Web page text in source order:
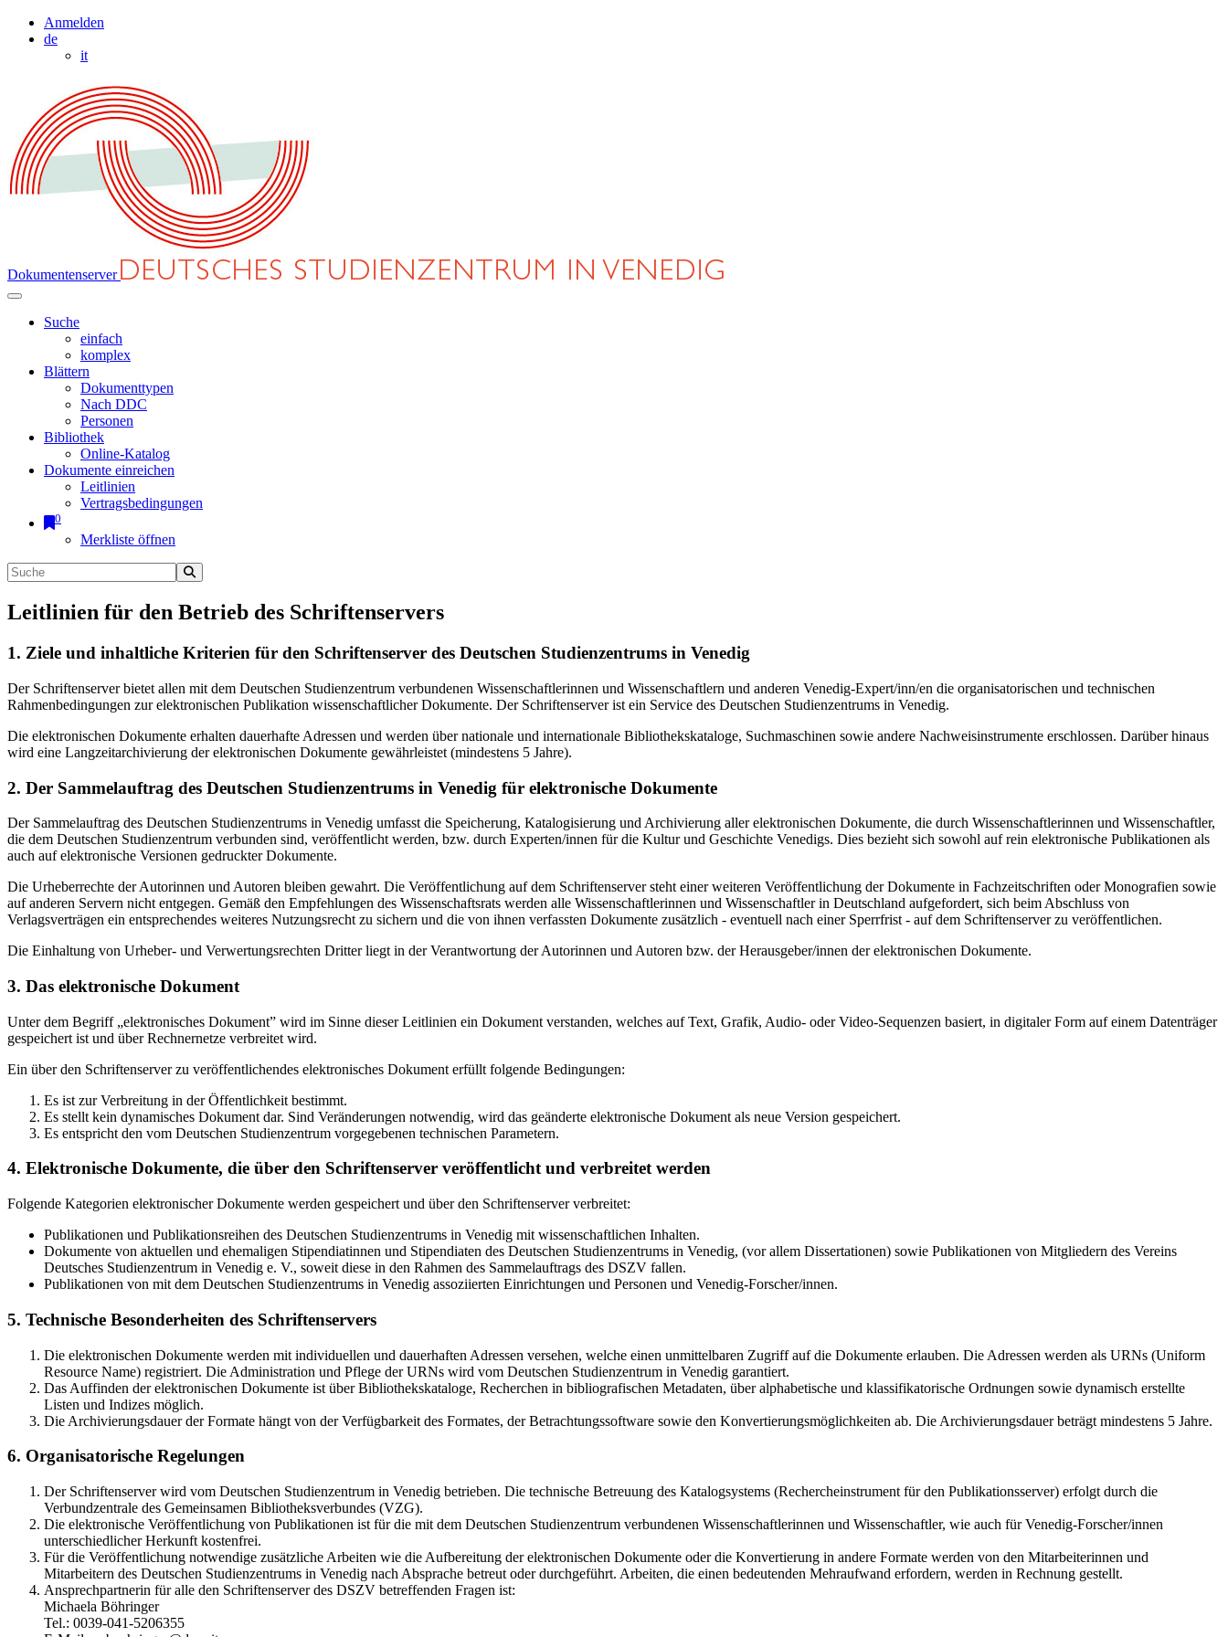
Anmelden
de
it
Dokumentenserver
Suche
einfach
komplex
Blättern
Dokumenttypen
Nach DDC
Personen
Bibliothek
Online-Katalog
Dokumente einreichen
Leitlinien
Vertragsbedingungen
0
Merkliste öffnen
Leitlinien für den Betrieb des Schriftenservers
1. Ziele und inhaltliche Kriterien für den Schriftenserver des Deutschen Studienzentrums in Venedig
Der Schriftenserver bietet allen mit dem Deutschen Studienzentrum verbundenen Wissenschaftlerinnen und Wissenschaftlern und anderen Venedig-Expert/inn/en die organisatorischen und technischen
Rahmenbedingungen zur elektronischen Publikation wissenschaftlicher Dokumente. Der Schriftenserver ist ein Service des Deutschen Studienzentrums in Venedig.
Die elektronischen Dokumente erhalten dauerhafte Adressen und werden über nationale und internationale Bibliothekskataloge, Suchmaschinen sowie andere Nachweisinstrumente erschlossen. Darüber hinaus
wird eine Langzeitarchivierung der elektronischen Dokumente gewährleistet (mindestens 5 Jahre).
2. Der Sammelauftrag des Deutschen Studienzentrums in Venedig für elektronische Dokumente
Der Sammelauftrag des Deutschen Studienzentrums in Venedig umfasst die Speicherung, Katalogisierung und Archivierung aller elektronischen Dokumente, die durch Wissenschaftlerinnen und Wissenschaftler,
die dem Deutschen Studienzentrum verbunden sind, veröffentlicht werden, bzw. durch Experten/innen für die Kultur und Geschichte Venedigs. Dies bezieht sich sowohl auf rein elektronische Publikationen als
auch auf elektronische Versionen gedruckter Dokumente.
Die Urheberrechte der Autorinnen und Autoren bleiben gewahrt. Die Veröffentlichung auf dem Schriftenserver steht einer weiteren Veröffentlichung der Dokumente in Fachzeitschriften oder Monografien sowie
auf anderen Servern nicht entgegen. Gemäß den Empfehlungen des Wissenschaftsrats werden alle Wissenschaftlerinnen und Wissenschaftler in Deutschland aufgefordert, sich beim Abschluss von
Verlagsverträgen ein entsprechendes weiteres Nutzungsrecht zu sichern und die von ihnen verfassten Dokumente zusätzlich - eventuell nach einer Sperrfrist - auf dem Schriftenserver zu veröffentlichen.
Die Einhaltung von Urheber- und Verwertungsrechten Dritter liegt in der Verantwortung der Autorinnen und Autoren bzw. der Herausgeber/innen der elektronischen Dokumente.
3. Das elektronische Dokument
Unter dem Begriff „elektronisches Dokument” wird im Sinne dieser Leitlinien ein Dokument verstanden, welches auf Text, Grafik, Audio- oder Video-Sequenzen basiert, in digitaler Form auf einem Datenträger
gespeichert ist und über Rechnernetze verbreitet wird.
Ein über den Schriftenserver zu veröffentlichendes elektronisches Dokument erfüllt folgende Bedingungen:
Es ist zur Verbreitung in der Öffentlichkeit bestimmt.
Es stellt kein dynamisches Dokument dar. Sind Veränderungen notwendig, wird das geänderte elektronische Dokument als neue Version gespeichert.
Es entspricht den vom Deutschen Studienzentrum vorgegebenen technischen Parametern.
4. Elektronische Dokumente, die über den Schriftenserver veröffentlicht und verbreitet werden
Folgende Kategorien elektronischer Dokumente werden gespeichert und über den Schriftenserver verbreitet:
Publikationen und Publikationsreihen des Deutschen Studienzentrums in Venedig mit wissenschaftlichen Inhalten.
Dokumente von aktuellen und ehemaligen Stipendiatinnen und Stipendiaten des Deutschen Studienzentrums in Venedig, (vor allem Dissertationen) sowie Publikationen von Mitgliedern des Vereins
Deutsches Studienzentrum in Venedig e. V., soweit diese in den Rahmen des Sammelauftrags des DSZV fallen.
Publikationen von mit dem Deutschen Studienzentrums in Venedig assoziierten Einrichtungen und Personen und Venedig-Forscher/innen.
5. Technische Besonderheiten des Schriftenservers
Die elektronischen Dokumente werden mit individuellen und dauerhaften Adressen versehen, welche einen unmittelbaren Zugriff auf die Dokumente erlauben. Die Adressen werden als URNs (Uniform
Resource Name) registriert. Die Administration und Pflege der URNs wird vom Deutschen Studienzentrum in Venedig garantiert.
Das Auffinden der elektronischen Dokumente ist über Bibliothekskataloge, Recherchen in bibliografischen Metadaten, über alphabetische und klassifikatorische Ordnungen sowie dynamisch erstellte
Listen und Indizes möglich.
Die Archivierungsdauer der Formate hängt von der Verfügbarkeit des Formates, der Betrachtungssoftware sowie den Konvertierungsmöglichkeiten ab. Die Archivierungsdauer beträgt mindestens 5 Jahre.
6. Organisatorische Regelungen
Der Schriftenserver wird vom Deutschen Studienzentrum in Venedig betrieben. Die technische Betreuung des Katalogsystems (Rechercheinstrument für den Publikationsserver) erfolgt durch die
Verbundzentrale des Gemeinsamen Bibliotheksverbundes (VZG).
Die elektronische Veröffentlichung von Publikationen ist für die mit dem Deutschen Studienzentrum verbundenen Wissenschaftlerinnen und Wissenschaftler, wie auch für Venedig-Forscher/innen
unterschiedlicher Herkunft kostenfrei.
Für die Veröffentlichung notwendige zusätzliche Arbeiten wie die Aufbereitung der elektronischen Dokumente oder die Konvertierung in andere Formate werden von den Mitarbeiterinnen und
Mitarbeitern des Deutschen Studienzentrums in Venedig nach Absprache betreut oder durchgeführt. Arbeiten, die einen bedeutenden Mehraufwand erfordern, werden in Rechnung gestellt.
Ansprechpartnerin für alle den Schriftenserver des DSZV betreffenden Fragen ist:
Michaela Böhringer
Tel.: 0039-041-5206355